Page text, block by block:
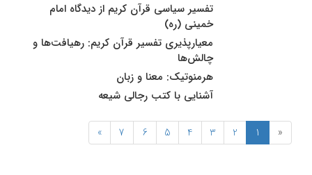
تفسیر سیاسی قرآن کریم از دیدگاه امام
خمینی (ره)
معیارپذیری تفسیر قرآن کریم: رهیافت‌ها و
چالش‌ها
هرمنوتیک: معنا و زبان
آشنایی با کتب رجالی شیعه
«
1
2
3
4
5
6
7
»